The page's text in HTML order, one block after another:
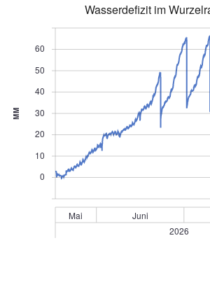
Wasserdefizit im
MM
0
10
20
30
40
50
60
Mai Juni
2026